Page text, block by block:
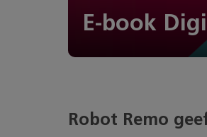
E-book
Robot Remo